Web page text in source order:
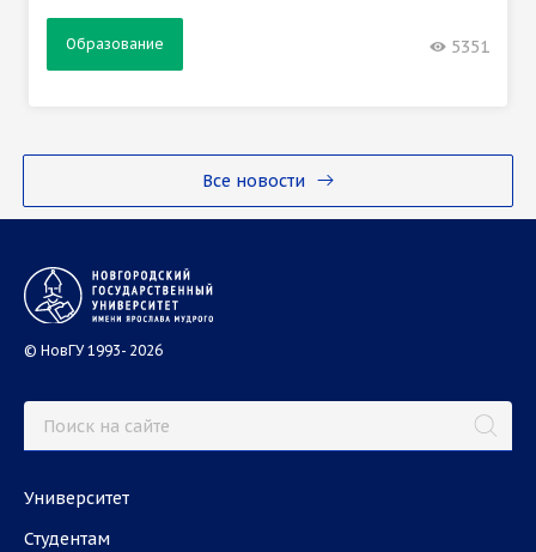
Все новости
Образование 5351
© НовГУ 1993- 2026
Университет
Студентам